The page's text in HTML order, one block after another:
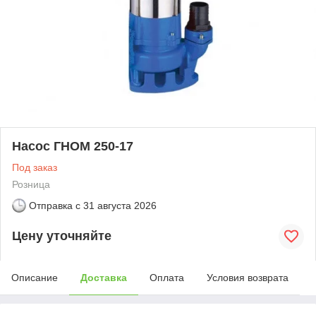
Насос ГНОМ 250-17
Под заказ
Розница
Отправка с 31 августа 2026
Цену уточняйте
Описание Доставка Оплата Условия возврата